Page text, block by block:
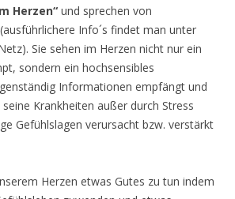
Herzen“ und sprechen von
(ausführlichere Info´s findet man unter
Sie sehen im Herzen nicht nur ein
sondern ein hochsensibles
Informationen empfängt und
Krankheiten außer durch Stress
Gefühlslagen verursacht bzw. verstärkt
Herzen etwas Gutes zu tun indem